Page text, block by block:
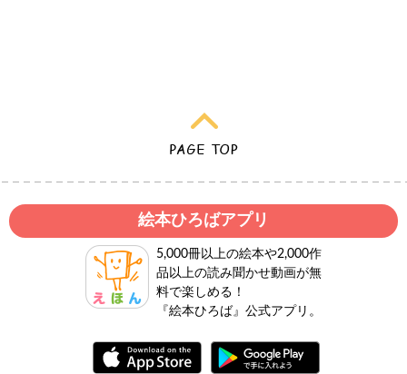
絵本ひろばアプリ
5,000冊以上の絵本や2,000作
品以上の読み聞かせ動画が無
料で楽しめる！
『絵本ひろば』公式アプリ。